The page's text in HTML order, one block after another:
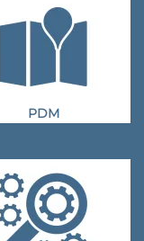
PDM